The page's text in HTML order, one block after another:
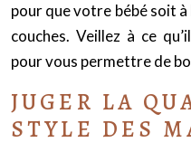
pour que votre bébé soit à
couches. Veillez à ce
pour vous permettre de
JUGER LA
STYLE DES